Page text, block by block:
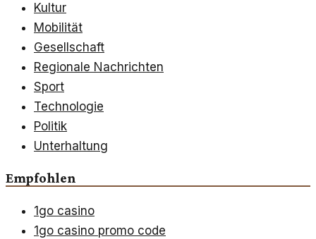
Kultur
Mobilität
Gesellschaft
Regionale Nachrichten
Sport
Technologie
Politik
Unterhaltung
Empfohlen
1go casino
1go casino promo code